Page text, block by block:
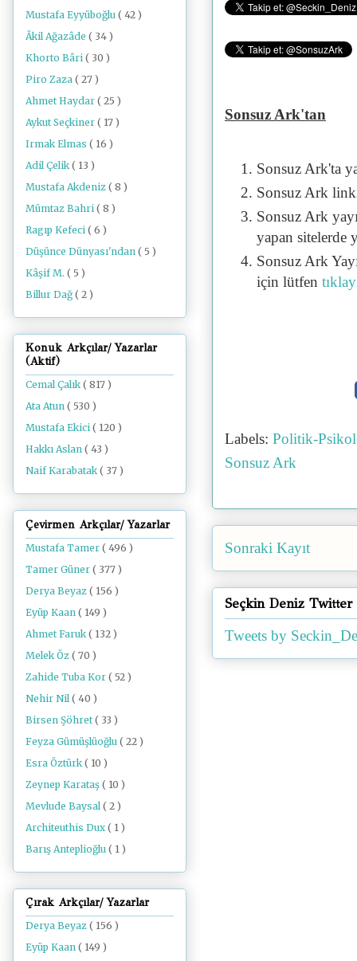
Sonsuz Ark'tan
Sonsuz Ark'ta
Sonsuz Ark
Sonsuz Ark
yapan sitelerde
Sonsuz Ark
için lütfen
Labels: Politik-
Sonsuz Ark
Sonraki Kayıt
Seçkin Deniz Twitter
Tweets by
Mustafa Eyyüboğlu ( 42 )
Âkil Ağazâde ( 34 )
Khorto Bâri ( 30 )
Piro Zaza ( 27 )
Ahmet Haydar ( 25 )
Aykut Seçkiner ( 17 )
Irmak Elmas ( 16 )
Adil Çelik ( 13 )
Mustafa Akdeniz ( 8 )
Mümtaz Bahri ( 8 )
Ragıp Kefeci ( 6 )
Düşünce Dünyası'ndan ( 5 )
Kâşif M. ( 5 )
Billur Dağ ( 2 )
Konuk Arkçılar/ Yazarlar
(Aktif)
Cemal Çalık( 817 )
Ata Atun ( 530 )
Mustafa Ekici ( 120 )
Hakkı Aslan ( 43 )
Naif Karabatak( 37 )
Çevirmen Arkçılar/ Yazarlar
Mustafa Tamer ( 496 )
Tamer Güner ( 377 )
Derya Beyaz ( 156 )
Eyüp Kaan ( 149 )
Ahmet Faruk ( 132 )
Melek Öz ( 70 )
Zahide Tuba Kor ( 52 )
Nehir Nil ( 40 )
Birsen Şöhret ( 33 )
Feyza Gümüşlüoğlu ( 22 )
Esra Öztürk ( 10 )
Zeynep Karataş ( 10 )
Mevlude Baysal ( 2 )
Architeuthis Dux ( 1 )
Barış Anteplioğlu ( 1 )
Çırak Arkçılar/ Yazarlar
Derya Beyaz ( 156 )
Eyüp Kaan ( 149 )